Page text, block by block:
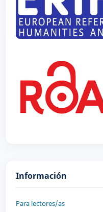
Información
Para lectores/as